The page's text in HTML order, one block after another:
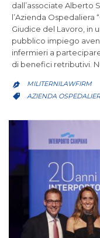
dall’associate Alberto
l’Azienda Ospedaliera
Giudice del Lavoro, in
pubblico impiego
infermieri a
di benefici retributivi.
 MILITERNILAWFIRM
 CATEGORY
AZIENDA